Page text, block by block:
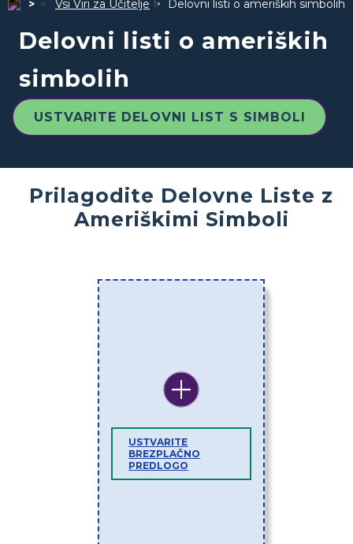
Vsi Viri za Učitelje Delovni listi o ameriških simbolih
Delovni listi o ameriških
simbolih
USTVARITE DELOVNI LIST S SIMBOLI
Prilagodite Delovne Liste z
Ameriškimi Simboli
USTVARITE
BREZPLAČNO
PREDLOGO